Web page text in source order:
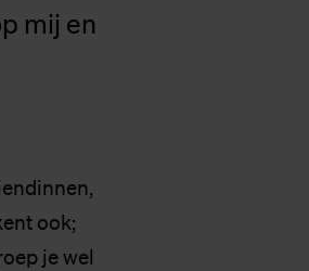
mij en
ook;
je wel